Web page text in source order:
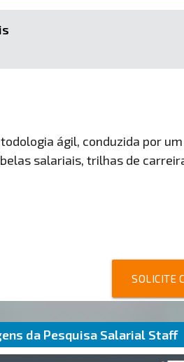
ágil, conduzida por
salariais, trilhas de
SOLICITE
da Pesquisa Salarial Staff